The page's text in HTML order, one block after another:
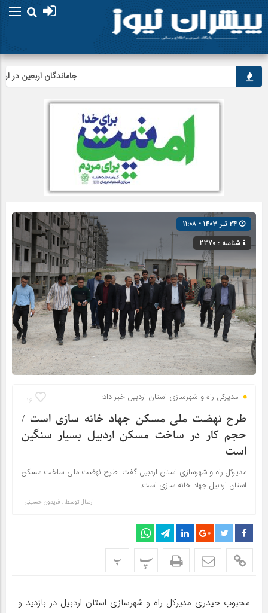
جاماندگان اربعین در
شناسه : 2370
16 مدیرکل راه و شهرسازی استان اردبیل خبر داد:
طرح نهضت ملی مسکن جهاد خانه سازی است /
حجم کار در ساخت مسکن اردبیل بسیار سنگین
است
مدیرکل راه و شهرسازی استان اردبیل گفت: طرح نهضت ملی ساخت مسکن
استان اردبیل جهاد خانه سازی است.
ارسال توسط : فریدون حسینی
پ پ
محبوب حیدری مدیرکل راه و شهرسازی استان اردبیل در بازدید و